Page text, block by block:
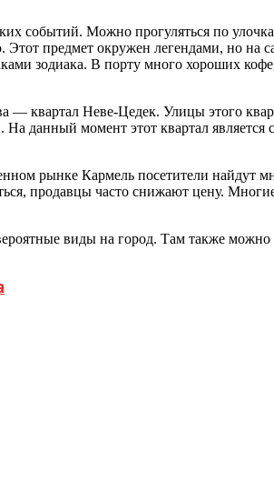
событий. Можно прогуляться по
предмет окружен легендами, но
зодиака. В порту много хороших
квартал Неве-Цедек. Улицы этого
данный момент этот квартал
рынке Кармель посетители найдут
продавцы часто снижают цену.
виды на город. Там также